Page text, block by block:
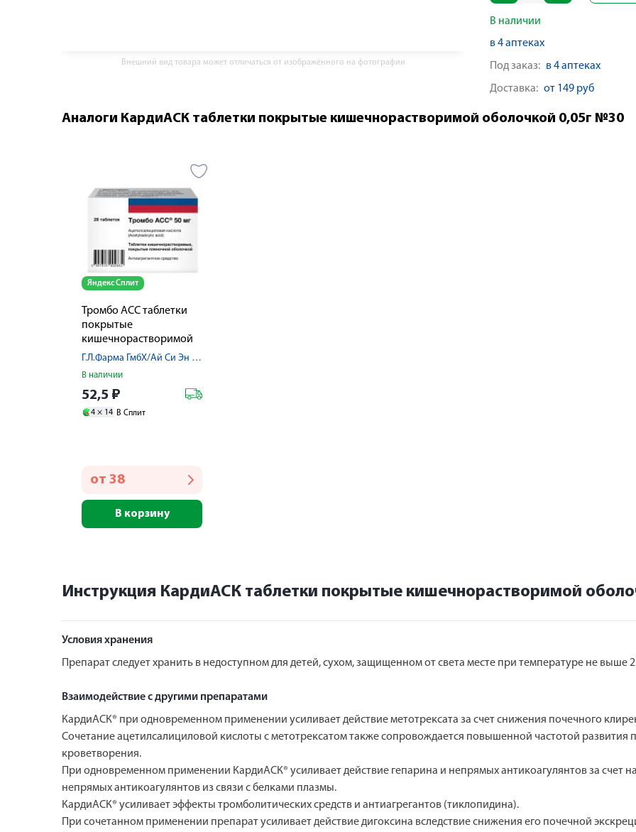
Внешний вид товара может отличаться от изображённого на фотографии
В наличии
в 4 аптеках
Под заказ: в 4 аптеках
Доставка: от 149 руб
Аналоги КардиАСК таблетки покрытые кишечнорастворимой оболочкой 0,05г №30
Яндекс Сплит
Тромбо АСС таблетки
покрытые
кишечнорастворимой
пленочной оболочкой Г.Л.Фарма ГмбХ/Ай Си Эн Польфа Жешув А.О.
В наличии
52,5 ₽
4 × 14 В Сплит
от 38
В корзину
Инструкция КардиАСК таблетки покрытые кишечнорастворимой
Условия хранения
Препарат следует хранить в недоступном для детей, сухом, защищенном от света месте при температуре не выше
Взаимодействие с другими препаратами
КардиАСК® при одновременном применении усиливает действие метотрексата за счет снижения почечного
Сочетание ацетилсалициловой кислоты с метотрексатом также сопровождается повышенной частотой развития
кроветворения.
При одновременном применении КардиАСК® усиливает действие гепарина и непрямых антикоагулянтов за счет
непрямых антикоагулянтов из связи с белками плазмы.
КардиАСК® усиливает эффекты тромболитических средств и антиагрегантов (тиклопидина).
При сочетанном применении препарат усиливает действие дигоксина вследствие снижения его почечной